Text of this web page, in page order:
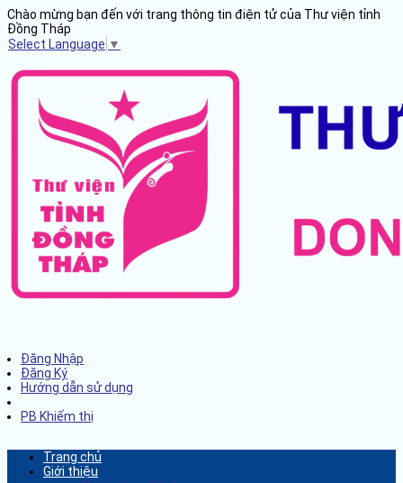
Chào mừng bạn đến với trang thông tin điện tử của Thư viện tỉnh
Đồng Tháp
Select Language ▼
Đăng Nhập
Đăng Ký
Hướng dẫn sử dụng
PB Khiếm thị
Trang chủ
Giới thiệu